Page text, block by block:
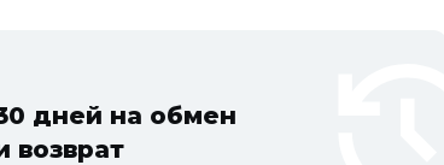
дней на обмен
возврат